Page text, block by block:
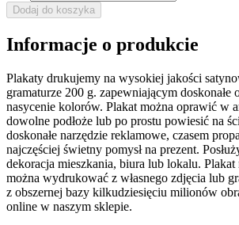
Dodaj do koszyka
Informacje o produkcie
Plakaty drukujemy na wysokiej jakości
gramaturze 200 g. zapewniającym doskonałe
nasycenie kolorów. Plakat można oprawić w
dowolne podłoże lub po prostu powiesić na
doskonałe narzędzie reklamowe, czasem
najczęściej świetny pomysł na prezent.
dekoracja mieszkania, biura lub lokalu. Plakat
można wydrukować z własnego zdjęcia lub
z obszernej bazy kilkudziesięciu milionów
online w naszym sklepie.